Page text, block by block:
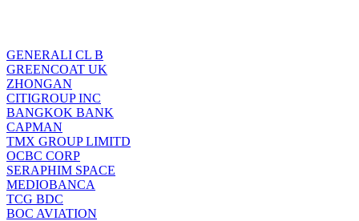
GENERALI CL B
GREENCOAT UK
ZHONGAN
CITIGROUP INC
BANGKOK BANK
CAPMAN
TMX GROUP LIMITD
OCBC CORP
SERAPHIM SPACE
MEDIOBANCA
TCG BDC
BOC AVIATION